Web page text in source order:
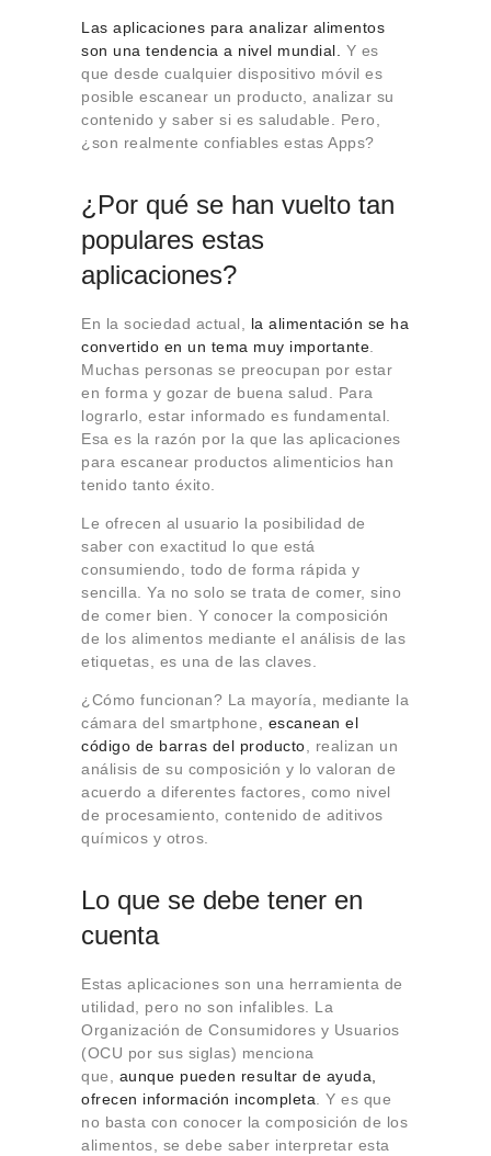
Las aplicaciones para analizar alimentos
son una tendencia a nivel mundial.
Y es
que desde cualquier dispositivo móvil es
posible escanear un producto, analizar su
contenido y saber si es saludable. Pero,
¿son realmente confiables estas Apps?
¿Por qué se han vuelto tan
populares estas
aplicaciones?
En la sociedad actual, la alimentación se ha
convertido en un tema muy importante
Muchas personas se preocupan por estar
en forma y gozar de buena salud. Para
lograrlo, estar informado es fundamental.
Esa es la razón por la que las aplicaciones
para escanear productos alimenticios han
tenido tanto éxito.
Le ofrecen al usuario la posibilidad de
saber con exactitud lo que está
consumiendo, todo de forma rápida y
sencilla. Ya no solo se trata de comer, sino
de comer bien. Y conocer la composición
de los alimentos mediante el análisis de las
etiquetas, es una de las claves.
¿Cómo funcionan? La mayoría, mediante la
cámara del smartphone, escanean el
código de barras del producto , realizan un
análisis de su composición y lo valoran de
acuerdo a diferentes factores, como nivel
de procesamiento, contenido de aditivos
químicos y otros.
Lo que se debe tener en
cuenta
Estas aplicaciones son una herramienta de
utilidad, pero no son infalibles. La
Organización de Consumidores y Usuarios
(OCU por sus siglas) menciona
que, aunque pueden resultar de ayuda,
ofrecen información incompleta . Y es que
no basta con conocer la composición de los
alimentos, se debe saber interpretar esta